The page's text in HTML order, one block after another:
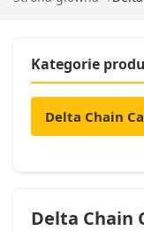
Kategorie
Delta Chain
Delta Chain